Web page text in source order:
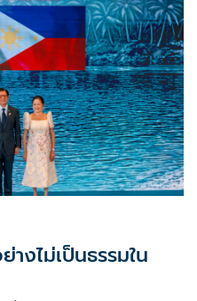
งไม่เป็นธรรมใน